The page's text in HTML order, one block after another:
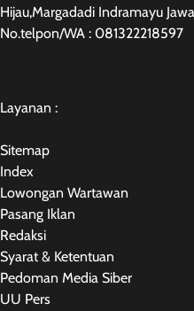
Hijau,Margadadi Indramayu
No.telpon/WA : 081322218597
Layanan :
Sitemap
Index
Lowongan Wartawan
Pasang Iklan
Redaksi
Syarat & Ketentuan
Pedoman Media Siber
UU Pers